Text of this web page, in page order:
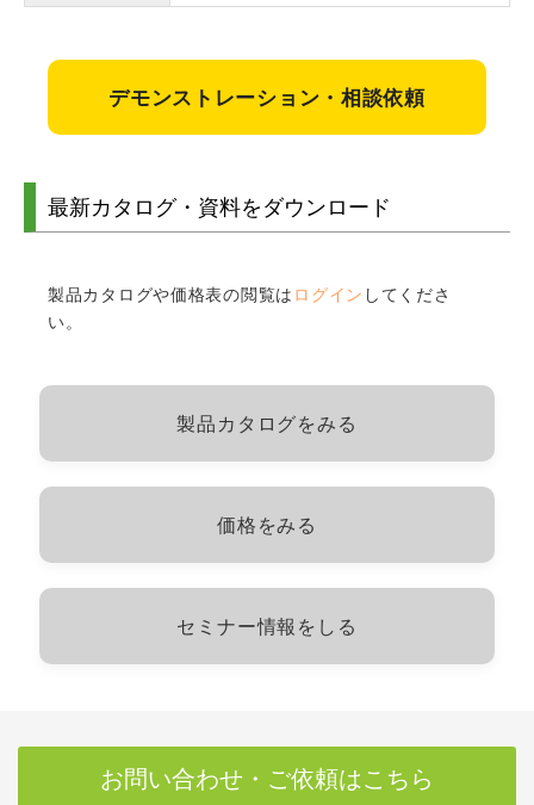
デモンストレーション・相談依頼
最新カタログ・資料をダウンロード
製品カタログや価格表の閲覧は ログイン してくださ
い。
製品カタログをみる
価格をみる
セミナー情報をしる
お問い合わせ・ご依頼はこちら